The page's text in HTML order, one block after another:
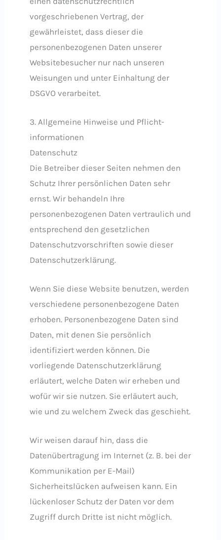
vorgeschriebenen Vertrag, der
gewährleistet, dass dieser die
personenbezogenen Daten unserer
Websitebesucher nur nach unseren
Weisungen und unter Einhaltung der
DSGVO verarbeitet.
3. Allgemeine Hinweise und Pflicht­
informationen
Datenschutz
Die Betreiber dieser Seiten nehmen den
Schutz Ihrer persönlichen Daten sehr
ernst. Wir behandeln Ihre
personenbezogenen Daten vertraulich und
entsprechend den gesetzlichen
Datenschutzvorschriften sowie dieser
Datenschutzerklärung.
Wenn Sie diese Website benutzen, werden
verschiedene personenbezogene Daten
erhoben. Personenbezogene Daten sind
Daten, mit denen Sie persönlich
identifiziert werden können. Die
vorliegende Datenschutzerklärung
erläutert, welche Daten wir erheben und
wofür wir sie nutzen. Sie erläutert auch,
wie und zu welchem Zweck das geschieht.
Wir weisen darauf hin, dass die
Datenübertragung im Internet (z. B. bei der
Kommunikation per E-Mail)
Sicherheitslücken aufweisen kann. Ein
lückenloser Schutz der Daten vor dem
Zugriff durch Dritte ist nicht möglich.